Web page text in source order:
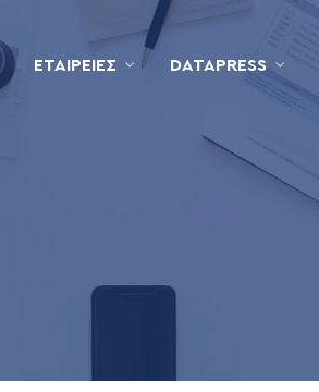
ΕΤΑΙΡΕΊΕΣ DATAPRESS